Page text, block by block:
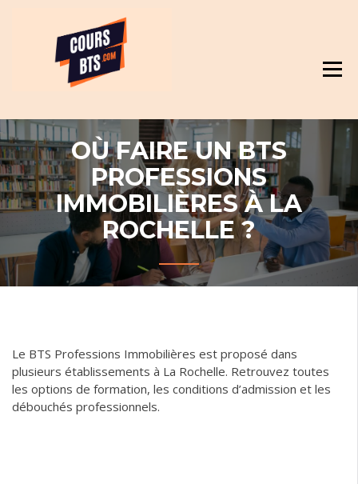
OÙ FAIRE UN BTS
PROFESSIONS
IMMOBILIÈRES À LA
ROCHELLE ?
Le BTS Professions Immobilières est proposé dans
plusieurs établissements à La Rochelle. Retrouvez toutes
les options de formation, les conditions d’admission et les
débouchés professionnels.